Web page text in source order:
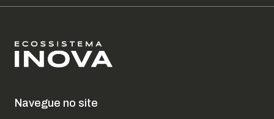
Navegue no site